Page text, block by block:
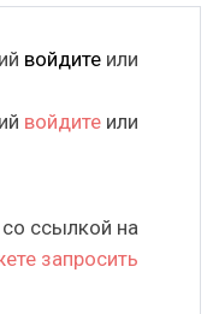
войдите или
войдите или
ссылкой на
запросить